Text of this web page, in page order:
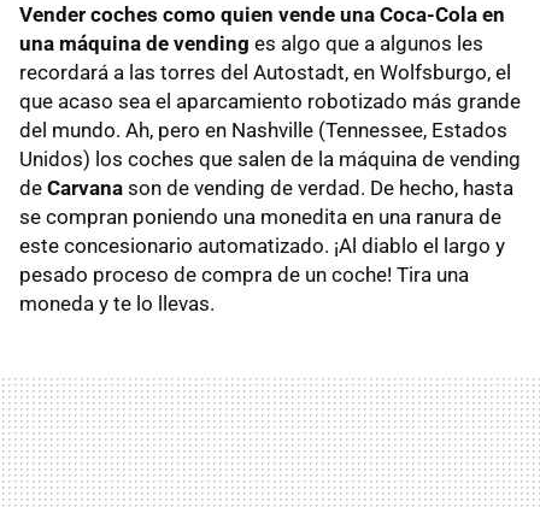
Vender coches como quien vende una Coca-Cola en
una máquina de vending es algo que a algunos les
recordará a las torres del Autostadt, en Wolfsburgo, el
que acaso sea el aparcamiento robotizado más grande
del mundo. Ah, pero en Nashville (Tennessee, Estados
Unidos) los coches que salen de la máquina de vending
de Carvana son de vending de verdad. De hecho, hasta
se compran poniendo una monedita en una ranura de
este concesionario automatizado. ¡Al diablo el largo y
pesado proceso de compra de un coche! Tira una
moneda y te lo llevas.